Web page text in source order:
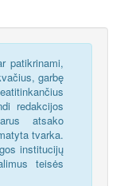
patikrinami,
garbę
redakcijos
atsako
tvarka.
institucijų
teisės